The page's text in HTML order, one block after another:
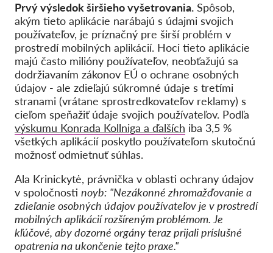
Prvý výsledok širšieho vyšetrovania. Spôsob,
akým tieto aplikácie narábajú s údajmi svojich
používateľov, je príznačný pre širší problém v
prostredí mobilných aplikácií. Hoci tieto aplikácie
majú často milióny používateľov, neobťažujú sa
dodržiavaním zákonov EÚ o ochrane osobných
údajov - ale zdieľajú súkromné údaje s tretími
stranami (vrátane sprostredkovateľov reklamy) s
cieľom speňažiť údaje svojich používateľov. Podľa
výskumu Konrada Kollniga a ďalších iba 3,5 %
všetkých aplikácií poskytlo používateľom skutočnú
možnosť odmietnuť súhlas.
Ala Krinickytė, právnička v oblasti ochrany údajov
v spoločnosti noyb: "Nezákonné zhromažďovanie a
zdieľanie osobných údajov používateľov je v prostredí
mobilných aplikácií rozšíreným problémom. Je
kľúčové, aby dozorné orgány teraz prijali príslušné
opatrenia na ukončenie tejto praxe."